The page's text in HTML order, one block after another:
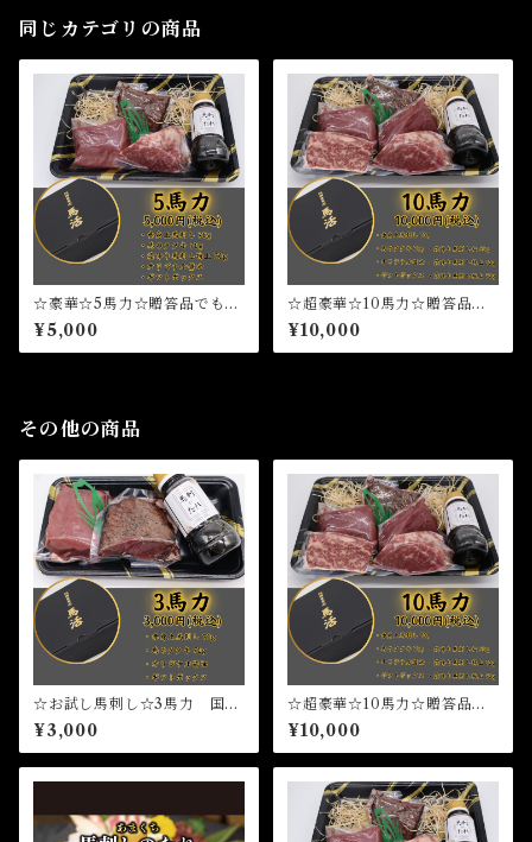
同じカテゴリの商品
☆豪華☆5馬力☆贈答品でも大
活躍☆国産馬刺し 赤身馬刺
し 熊本県産馬刺し 純国産
馬刺し
¥5,000
☆超豪華☆10馬力☆贈答品で
も大活躍☆国産馬刺し 赤身
馬刺し 熊本県産馬刺し 純
国産馬刺し
¥10,000
その他の商品
☆お試し馬刺し☆3馬力 国産
馬刺し 赤身馬刺し 熊本県
産馬刺し 純国産馬刺し
¥3,000
☆超豪華☆10馬力☆贈答品で
も大活躍☆国産馬刺し 赤身
馬刺し 熊本県産馬刺し 純
国産馬刺し
¥10,000